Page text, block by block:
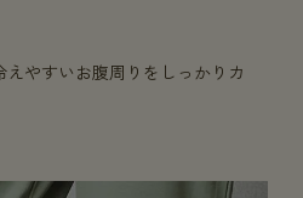
やすいお腹周りをしっかりカ